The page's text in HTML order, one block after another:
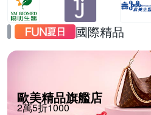
國際精品
歐美精品旗艦店
2萬5折1000